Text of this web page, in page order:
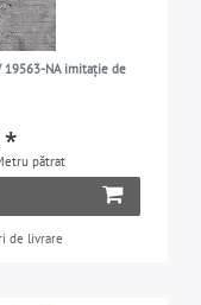
19563-NA imitație de
*
pătrat
de livrare